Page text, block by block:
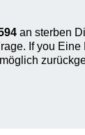
an sterben
If you Eine